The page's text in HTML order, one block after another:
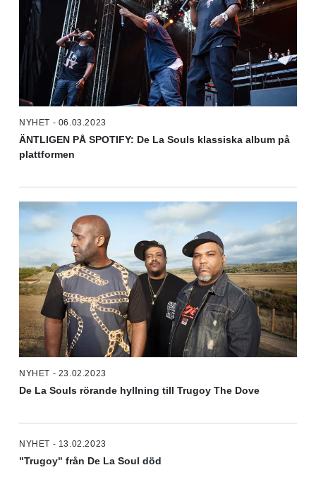
NYHET - 06.03.2023
ÄNTLIGEN PÅ SPOTIFY: De La Souls klassiska album på
plattformen
NYHET - 23.02.2023
De La Souls rörande hyllning till Trugoy The Dove
NYHET - 13.02.2023
"Trugoy" från De La Soul död